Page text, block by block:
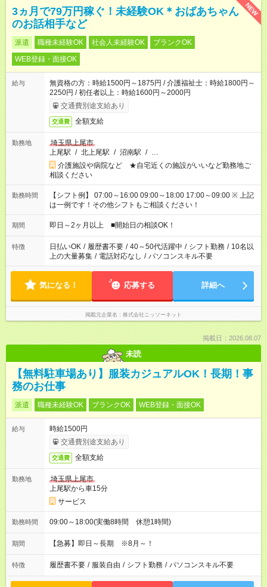
NEW
3ヵ月で79万円稼ぐ！未経験OK＊おばあちゃん
のお話相手など
派遣 職種未経験OK 社会人未経験OK
ブランクOK
WEB登録・面接OK
給与
無資格の方：時給1500円～1875円 / 介護福祉士：時給1800円～
2250円 / 初任者以上：時給1600円～2000円
交通費別途支給あり
交通費 全額支給
勤務地
埼玉県上尾市
上尾駅 / 北上尾駅 / 沼南駅 / …
介護施設や病院など ★自宅近くの施設がいいなど勤務地ご
相談ください
勤務時間
【シフト例】 07:00～16:00 09:00～18:00 17:00～09:00 ※ 上記
は一例です！その他シフトもご相談ください！
期間 即日～2ヶ月以上 ■開始日の相談OK！
特徴 日払いOK / 履歴書不要 / 40～50代活躍中 / シフト勤務 / 10名以
上の大量募集 / 電話対応なし / パソコンスキル不要
気になる！ 応募する 詳細へ
掲載元企業名 株式会社ニッソーネット
掲載日：2026.08.07
未読
【無料駐車場あり】服装カジュアルOK！長期！事
務のお仕事
派遣 職種未経験OK ブランクOK WEB登録・面接OK
給与
時給1500円
交通費別途支給あり
交通費 全額支給
勤務地
埼玉県上尾市
上尾駅から車15分
サービス
勤務時間 09:00～18:00(実働8時間 休憩1時間)
期間 【急募】即日～長期 ※8月～！
特徴 履歴書不要 / 服装自由 / シフト勤務 / パソコンスキル不要